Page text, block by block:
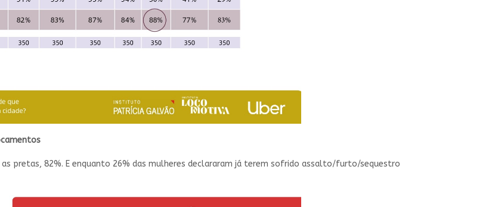
as pretas, 82%. E enquanto 26% das mulheres declararam já terem sofrido assalto/furto/sequestro